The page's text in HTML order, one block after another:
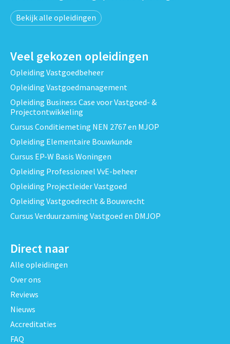
Bekijk alle opleidingen
Veel gekozen opleidingen
Opleiding Vastgoedbeheer
Opleiding Vastgoedmanagement
Opleiding Business Case voor Vastgoed- &
Projectontwikkeling
Cursus Conditiemeting NEN 2767 en MJOP
Opleiding Elementaire Bouwkunde
Cursus EP-W Basis Woningen
Opleiding Professioneel VvE-beheer
Opleiding Projectleider Vastgoed
Opleiding Vastgoedrecht & Bouwrecht
Cursus Verduurzaming Vastgoed en DMJOP
Direct naar
Alle opleidingen
Over ons
Reviews
Nieuws
Accreditaties
FAQ